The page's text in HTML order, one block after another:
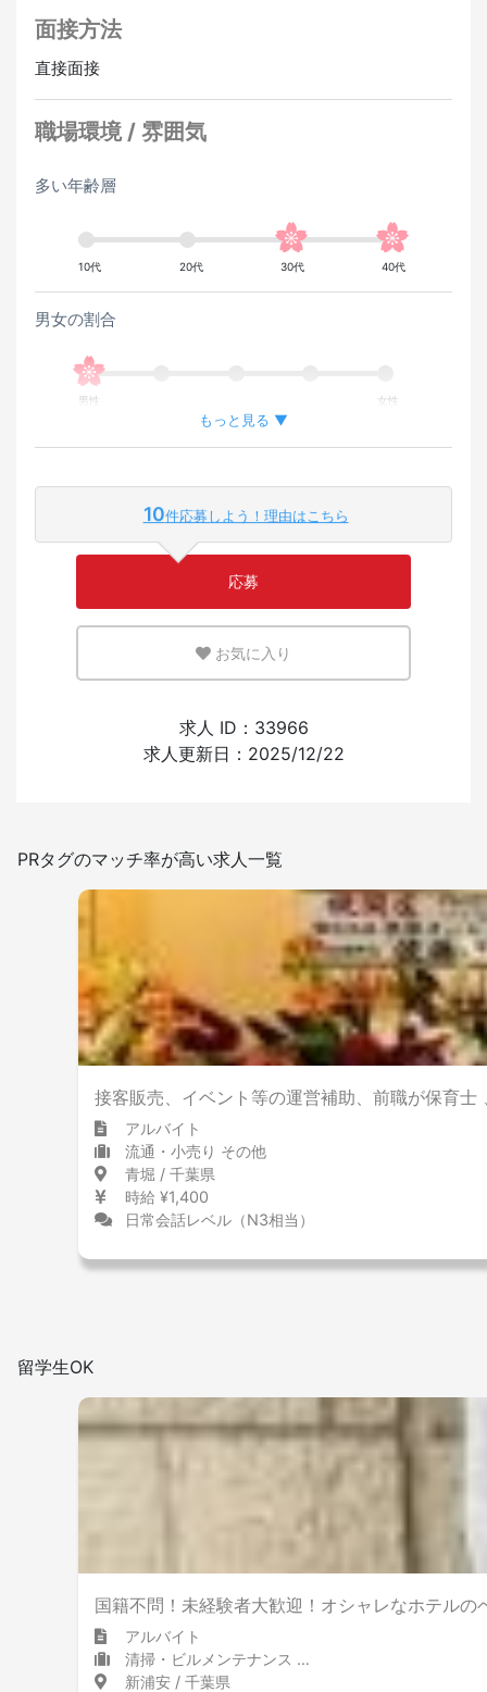
面接方法
直接面接
職場環境 / 雰囲気
多い年齢層
10代 20代 30代 40代
男女の割合
男性 女性
外国人が働いている割合
英語または母国語を活かせる環境
日本語を使う頻度
多い
加熱式 たばこ専用喫煙室設置
もっと見る ▼
10件応募しよう！理由はこちら
応募
お気に入り
求人 ID：33966
求人更新日：2025/12/22
PRタグのマッチ率が高い求人一覧
接客販売、イベント等の運営補助、前職が保育
アルバイト
流通・小売り その他
青堀 / 千葉県
時給 ¥1,400
日常会話レベル（N3相当）
留学生OK
国籍不問！未経験者大歓迎！オシャレなホテル
アルバイト
清掃・ビルメンテナンス 清掃・ビルメンテナンス
新浦安 / 千葉県